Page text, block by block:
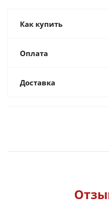
Как купить
Оплата
Доставка